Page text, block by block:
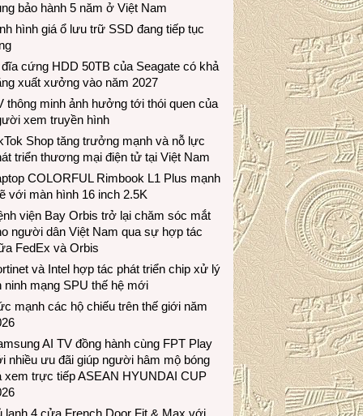
bảo hành 5 năm ở Việt Nam
hình giá ổ lưu trữ SSD đang tiếp tục
cứng HDD 50TB của Seagate có khả
xuất xưởng vào năm 2027
thông minh ảnh hưởng tới thói quen của
xem truyền hình
Shop tăng trưởng mạnh và nỗ lực
triển thương mại điện tử tại Việt Nam
COLORFUL Rimbook L1 Plus mạnh
với màn hình 16 inch 2.5K
viện Bay Orbis trở lại chăm sóc mắt
người dân Việt Nam qua sự hợp tác
FedEx và Orbis
và Intel hợp tác phát triển chip xử lý
ninh mạng SPU thế hệ mới
mạnh các hộ chiếu trên thế giới năm
AI TV đồng hành cùng FPT Play
nhiều ưu đãi giúp người hâm mộ bóng
xem trực tiếp ASEAN HYUNDAI CUP
lạnh 4 cửa French Door Fit & Max với